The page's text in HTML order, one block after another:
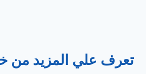
تعرف علي المزيد من